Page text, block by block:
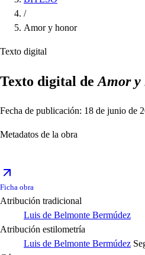
/
Amor y honor
Texto digital
Texto digital de Amor y
Fecha de publicación: 18 de junio de
Metadatos de la obra
Ficha obra
Atribución tradicional
Luis de Belmonte Bermúdez
Atribución estilometría
Luis de Belmonte Bermúdez